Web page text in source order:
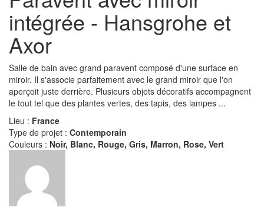
intégrée - Hansgrohe et
Axor
Salle de bain avec grand paravent composé d'une surface en
miroir. Il s'associe parfaitement avec le grand miroir que l'on
aperçoit juste derrière. Plusieurs objets décoratifs accompagnent
le tout tel que des plantes vertes, des tapis, des lampes ...
Lieu : France
Type de projet : Contemporain
Couleurs : Noir, Blanc, Rouge, Gris, Marron, Rose, Vert